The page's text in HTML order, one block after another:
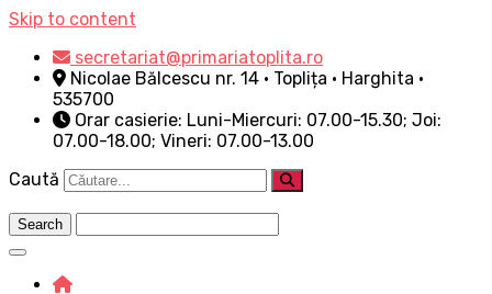
Skip to content
secretariat@primariatoplita.ro
Nicolae Bălcescu nr. 14 • Toplița • Harghita •
535700
Orar casierie: Luni-Miercuri: 07.00-15.30; Joi:
07.00-18.00; Vineri: 07.00-13.00
Caută